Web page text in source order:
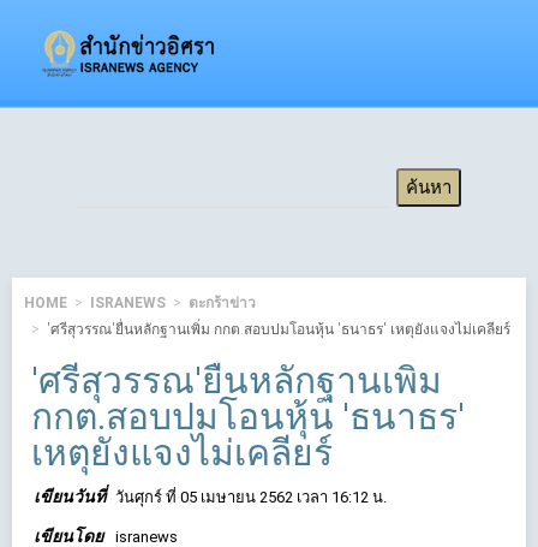
HOME ISRANEWS
ตะกร้าข่าว
'ศรีสุวรรณ'ยื่นหลักฐานเพิ่ม กกต.สอบปมโอนหุ้น 'ธนาธร' เหตุยังแจงไม่เคลียร์
'ศรีสุวรรณ'ยื่นหลักฐานเพิ่ม
กกต.สอบปมโอนหุ้น 'ธนาธร'
เหตุยังแจงไม่เคลียร์
เขียนวันที่ วันศุกร์ ที่ 05 เมษายน 2562 เวลา 16:12 น.
เขียนโดย isranews